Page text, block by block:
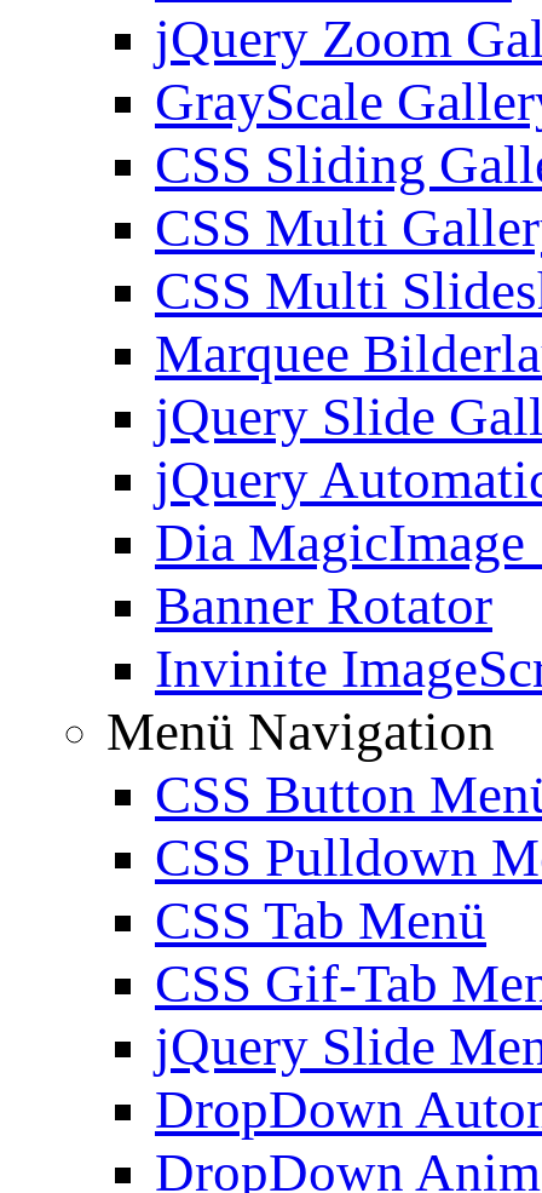
jQuery Zoom
GrayScale
CSS Sliding
CSS Multi
CSS Multi
Marquee
jQuery Slide
jQuery
Dia MagicImage
Banner Rotator
Invinite
Menü Navigation
CSS Button
CSS Pulldown
CSS Tab Menü
CSS Gif-Tab
jQuery Slide
DropDown
DropDown